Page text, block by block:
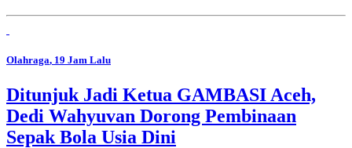
Olahraga, 19 Jam Lalu
Ditunjuk Jadi Ketua GAMBASI Aceh,
Dedi Wahyuvan Dorong Pembinaan
Sepak Bola Usia Dini